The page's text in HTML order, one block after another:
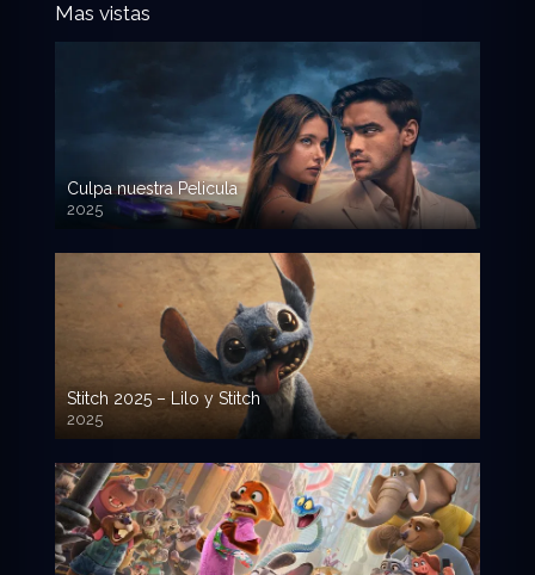
Mas vistas
Culpa nuestra Pelicula
2025
720p HD
Stitch 2025 – Lilo y Stitch
2025
720p HD